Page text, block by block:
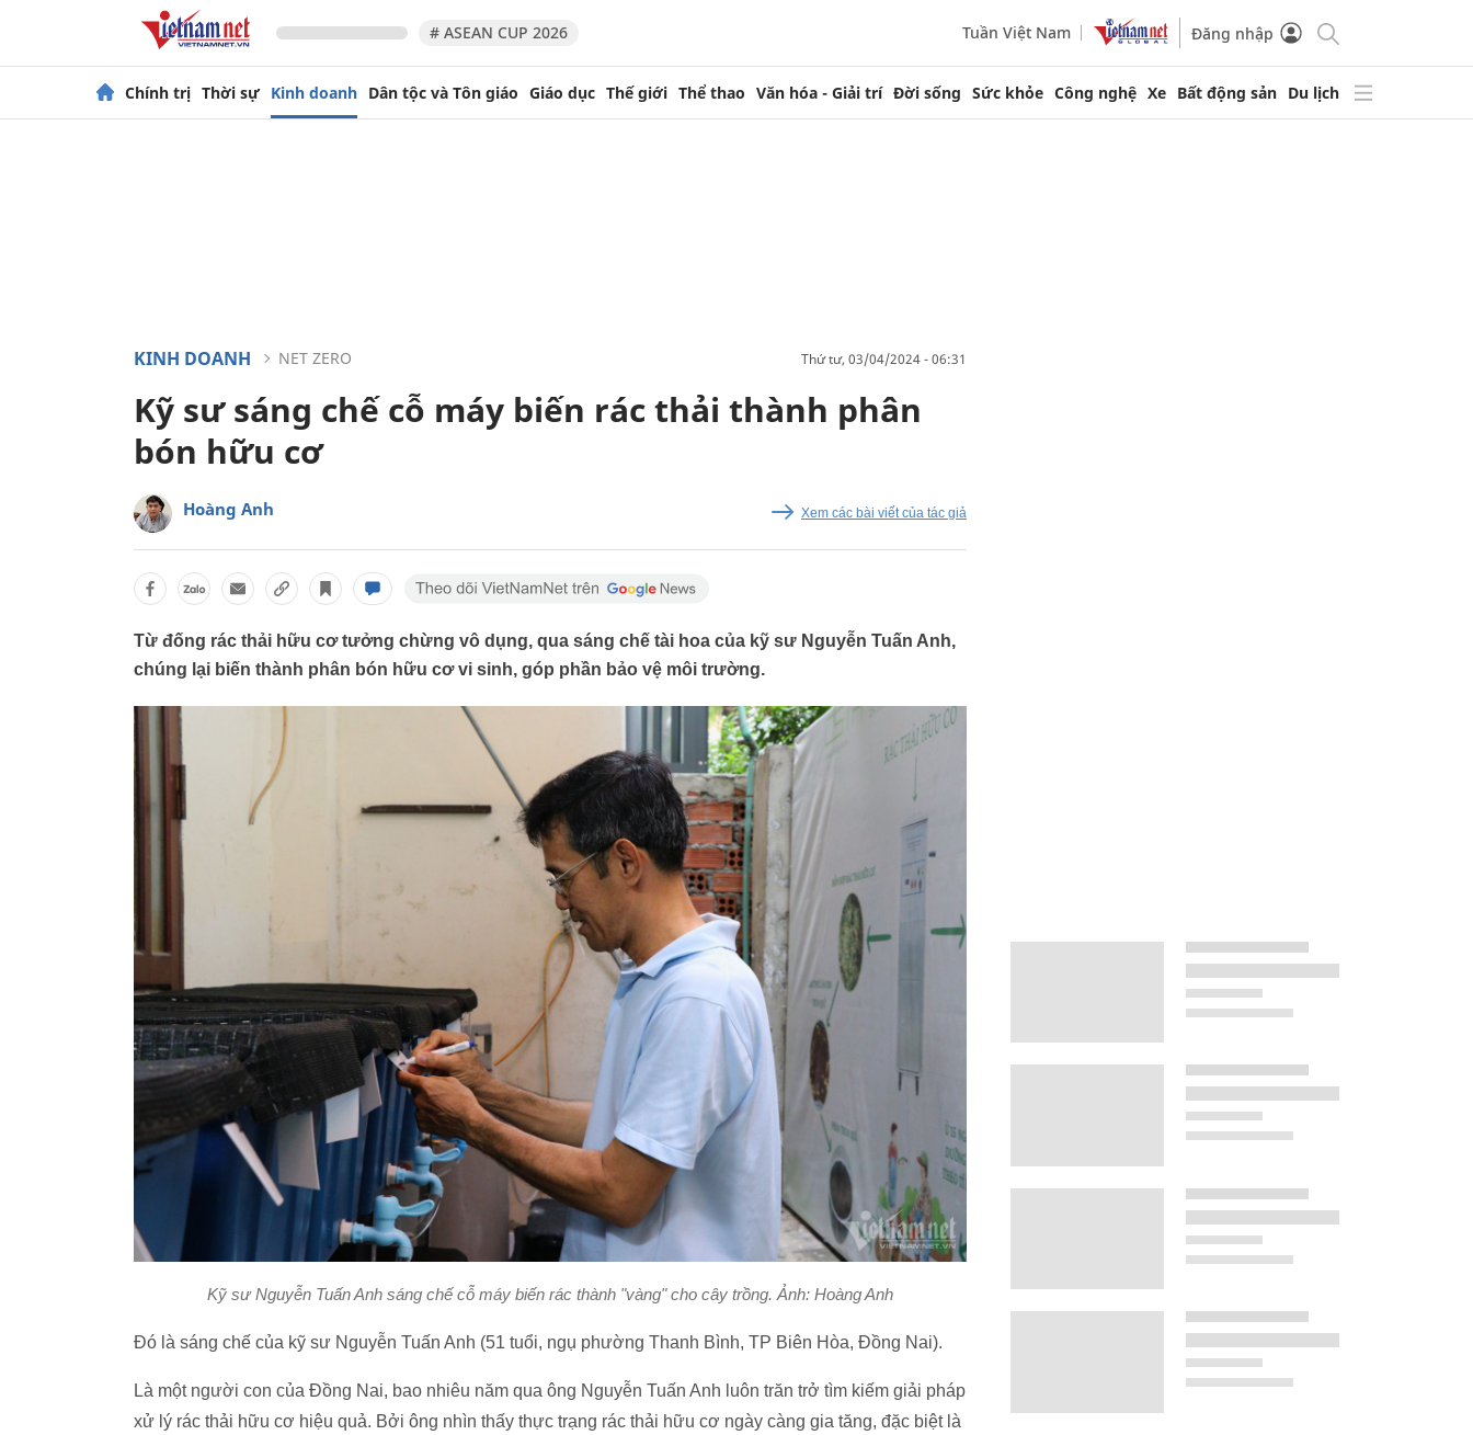
# ASEAN CUP 2026 Tuần Việt Nam Đăng nhập
Chính trị Thời sự Kinh doanh Dân tộc và Tôn giáo Giáo dục Thế giới Thể thao Văn hóa - Giải trí Đời sống Sức khỏe Công nghệ Xe Bất động sản Du lịch
KINH DOANH NET ZERO thứ tư, 03/04/2024 - 06:31
Kỹ sư sáng chế cỗ máy biến rác thải thành phân
bón hữu cơ
Hoàng Anh Xem các bài viết của tác giả
Từ đống rác thải hữu cơ tưởng chừng vô dụng, qua sáng chế tài hoa của kỹ sư Nguyễn Tuấn Anh,
chúng lại biến thành phân bón hữu cơ vi sinh, góp phần bảo vệ môi trường.
Kỹ sư Nguyễn Tuấn Anh sáng chế cỗ máy biến rác thành "vàng" cho cây trồng. Ảnh: Hoàng Anh
Đó là sáng chế của kỹ sư Nguyễn Tuấn Anh (51 tuổi, ngụ phường Thanh Bình, TP Biên Hòa, Đồng Nai).
Là một người con của Đồng Nai, bao nhiêu năm qua ông Nguyễn Tuấn Anh luôn trăn trở tìm kiếm giải pháp
xử lý rác thải hữu cơ hiệu quả. Bởi ông nhìn thấy thực trạng rác thải hữu cơ ngày càng gia tăng, đặc biệt là